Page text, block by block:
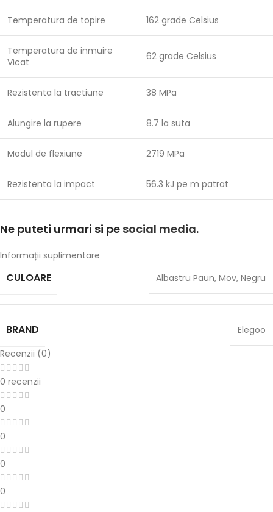
Temperatura de topire 162 grade Celsius
Temperatura de inmuire
Vicat
62 grade Celsius
Rezistenta la tractiune 38 MPa
Alungire la rupere 8.7 la suta
Modul de flexiune 2719 MPa
Rezistenta la impact 56.3 kJ pe m patrat
Ne puteti urmari si pe social media.
Informații suplimentare
CULOARE Albastru Paun, Mov, Negru
BRAND
Elegoo
Recenzii (0)
0 recenzii
0
0
0
0